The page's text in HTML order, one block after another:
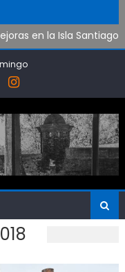
Bonaerense
en la Isla Santiago
marciales
con el triunfo